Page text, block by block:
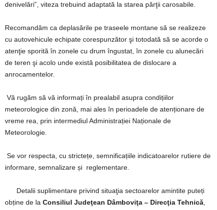
denivelări”, viteza trebuind adaptată la starea părţii carosabile.
Recomandăm ca deplasările pe traseele montane să se realizeze
cu autovehicule echipate corespunzător şi totodată să se acorde o
atenţie sporită în zonele cu drum îngustat, în zonele cu alunecări
de teren şi acolo unde există posibilitatea de dislocare a
anrocamentelor.
Vă rugăm să vă informați în prealabil asupra condițiilor
meteorologice din zonă, mai ales în perioadele de atenționare de
vreme rea, prin intermediul Administrației Naționale de
Meteorologie.
Se vor respecta, cu strictețe, semnificațiile indicatoarelor rutiere de
informare, semnalizare și reglementare.
Detalii suplimentare privind situaţia sectoarelor amintite puteți
obține de la Consiliul Judeţean Dâmboviţa – Direcţia Tehnică,